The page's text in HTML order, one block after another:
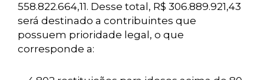
558.822.664,11. Desse total, R$ 306.889.921,43
será destinado a contribuintes que
possuem prioridade legal, o que
corresponde a: